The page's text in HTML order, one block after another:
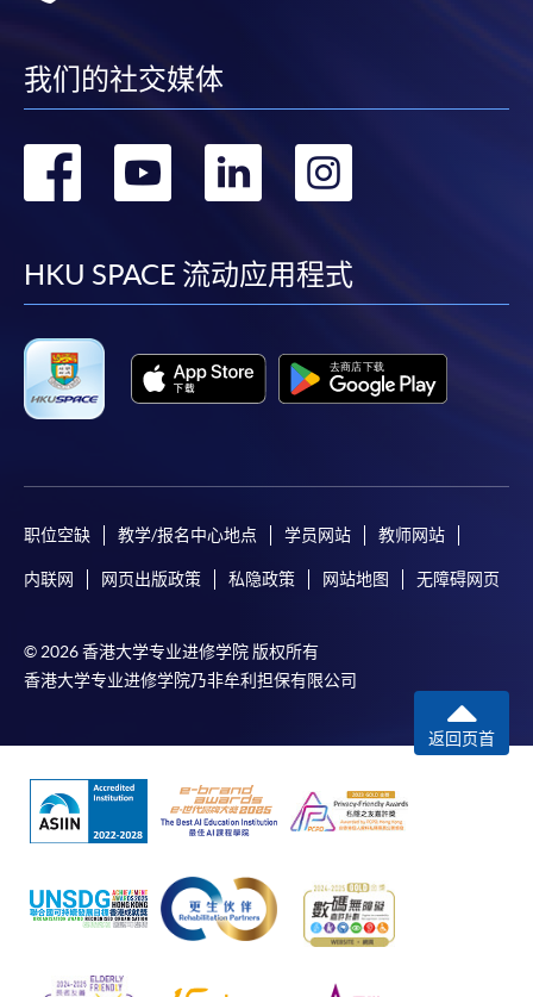
我们的社交媒体
转
facebook
转
youtube
转
linkedin
HKU SPACE 流动应用程式
职位空缺 教学/报名中心地点 学员网站 教师网站
内联网 网页出版政策 私隐政策 网站地图 无障碍网页
© 2026 香港大学专业进修学院 版权所有
香港大学专业进修学院乃非牟利担保有限公司
返回页首